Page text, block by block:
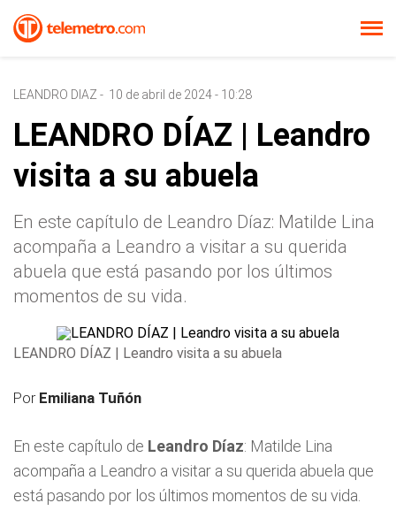
LEANDRO DIAZ - 10 de abril de 2024 - 10:28
LEANDRO DÍAZ | Leandro
visita a su abuela
En este capítulo de Leandro Díaz: Matilde Lina
acompaña a Leandro a visitar a su querida
abuela que está pasando por los últimos
momentos de su vida.
LEANDRO DÍAZ | Leandro visita a su abuela
Por Emiliana Tuñón
En este capítulo de Leandro Díaz: Matilde Lina
acompaña a Leandro a visitar a su querida abuela que
está pasando por los últimos momentos de su vida.